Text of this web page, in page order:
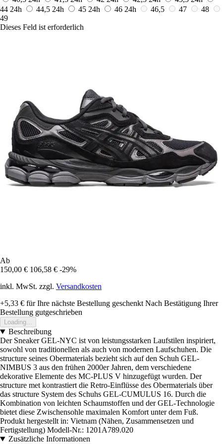
44 24h 44,5 24h 45 24h 46 24h 46,5 47
48
49
Dieses Feld ist erforderlich
Ab
150,00 € 106,58 € -29%
inkl. MwSt. zzgl. Versandkosten
+5,33 € für Ihre nächste Bestellung geschenkt Nach Bestätigung Ihrer
Bestellung gutgeschrieben
Loading...
Beschreibung
Der Sneaker GEL-NYC ist von leistungsstarken Laufstilen inspiriert,
sowohl von traditionellen als auch von modernen Laufschuhen. Die
structure seines Obermaterials bezieht sich auf den Schuh GEL-
NIMBUS 3 aus den frühen 2000er Jahren, dem verschiedene
dekorative Elemente des MC-PLUS V hinzugefügt wurden. Der
structure met kontrastiert die Retro-Einflüsse des Obermaterials über
das structure System des Schuhs GEL-CUMULUS 16. Durch die
Kombination von leichten Schaumstoffen und der GEL-Technologie
bietet diese Zwischensohle maximalen Komfort unter dem Fuß.
Produkt hergestellt in: Vietnam (Nähen, Zusammensetzen und
Fertigstellung) Modell-Nr.: 1201A789.020
Zusätzliche Informationen